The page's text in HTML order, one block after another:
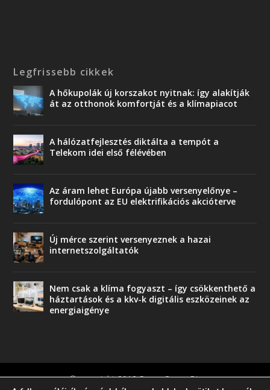
Legfrissebb cikkek
A hőkupolák új korszakot nyitnak: így alakítják
át az otthonok komfortját és a klímapiacot
A hálózatfejlesztés diktálta a tempót a
Telekom idei első félévében
Az áram lehet Európa újabb versenyelőnye –
fordulópont az EU elektrifikációs akcióterve
Új mérce szerint versenyeznek a hazai
internetszolgáltatók
Nem csak a klíma fogyaszt – így csökkenthető a
háztartások és a kkv-k digitális eszközeinek az
energiaigénye
© copyright 2018 Press-Comp Bt.